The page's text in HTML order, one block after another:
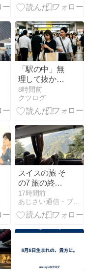
大韓航空の機
と、金浦の無
料循環バス乗
り継ぎ実践記
「駅の中」無
理して抜かし
た割には、
「結局遅い」
愛知の女性心
8時間前
クツログ
スイスの旅 そ
の7 旅の終わ
り
17時間前
あじさい通信・ブログ版